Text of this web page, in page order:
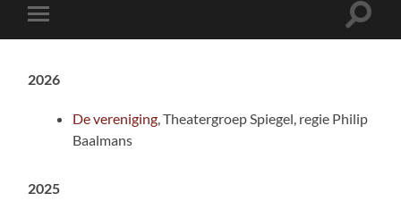
Toggle
mobiel
Toggle
2026
De vereniging, Theatergroep Spiegel, regie Philip
Baalmans
2025